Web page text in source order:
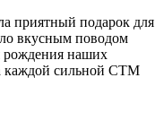
приятный подарок для
вкусным поводом
рождения наших
каждой сильной СТМ